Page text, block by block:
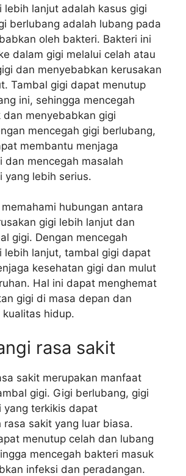
lebih lanjut adalah kasus gigi
berlubang adalah lubang pada
oleh bakteri. Bakteri ini
dalam gigi melalui celah atau
dan menyebabkan kerusakan
Tambal gigi dapat menutup
ini, sehingga mencegah
dan menyebabkan gigi
mencegah gigi berlubang,
membantu menjaga
dan mencegah masalah
yang lebih serius.
hubungan antara
gigi lebih lanjut dan
gigi. Dengan mencegah
lebih lanjut, tambal gigi dapat
kesehatan gigi dan mulut
Hal ini dapat menghemat
gigi di masa depan dan
hidup.
rasa sakit
sakit merupakan manfaat
gigi. Gigi berlubang, gigi
yang terkikis dapat
rasa sakit yang luar biasa.
menutup celah dan lubang
mencegah bakteri masuk
infeksi dan peradangan.